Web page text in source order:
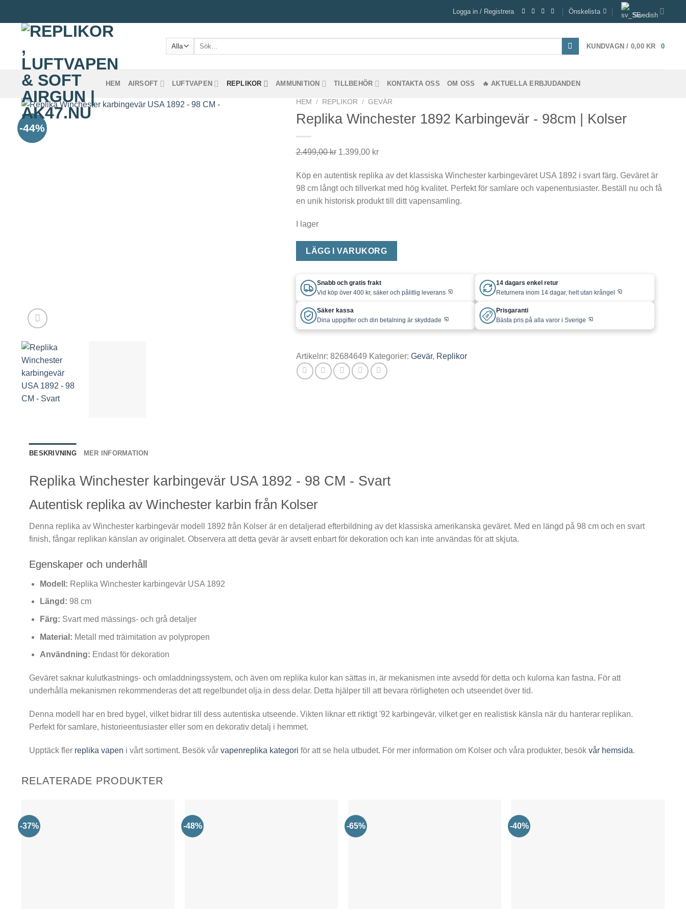
content
Logga in / Registrera Önskelista Swedish
Sök
KUNDVAGN / 0,00 KR 0
HEM AIRSOFT LUFTVAPEN REPLIKOR AMMUNITION TILLBEHÖR KONTAKTA OSS OM OSS 🔥 AKTUELLA ERBJUDANDEN
-44%
HEM / REPLIKOR / GEVÄR
Replika Winchester 1892 Karbingevär - 98cm | Kolser
2.499,00kr Det
priset
var:
2.499,00 kr.
1.399,00 krDet
priset
är:
1.399,00 kr.
Köp en autentisk replika av det klassiska Winchester karbingeväret USA 1892 i svart färg. Geväret är
98 cm långt och tillverkat med hög kvalitet. Perfekt för samlare och vapenentusiaster. Beställ nu och få
en unik historisk produkt till ditt vapensamling.
I lager
LÄGG I VARUKORG
Snabb och gratis frakt
Vid köp över 400 kr, säker och pålitlig leverans
14 dagars enkel retur
Returnera inom 14 dagar, helt utan krångel
Säker kassa
Dina uppgifter och din betalning är skyddade
Prisgaranti
Bästa pris på alla varor i Sverige
Artikelnr: 82684649 Kategorier: Gevär, Replikor
BESKRIVNING MER INFORMATION
Replika Winchester karbingevär USA 1892 - 98 CM - Svart
Autentisk replika av Winchester karbin från Kolser
Denna replika av Winchester karbingevär modell 1892 från Kolser är en detaljerad efterbildning av det klassiska amerikanska geväret. Med en längd på 98 cm och en svart
finish, fångar replikan känslan av originalet. Observera att detta gevär är avsett enbart för dekoration och kan inte användas för att skjuta.
Egenskaper och underhåll
Modell: Replika Winchester karbingevär USA 1892
Längd: 98 cm
Färg: Svart med mässings- och grå detaljer
Material: Metall med träimitation av polypropen
Användning: Endast för dekoration
Geväret saknar kulutkastnings- och omladdningssystem, och även om replika kulor kan sättas in, är mekanismen inte avsedd för detta och kulorna kan fastna. För att
underhålla mekanismen rekommenderas det att regelbundet olja in dess delar. Detta hjälper till att bevara rörligheten och utseendet över tid.
Denna modell har en bred bygel, vilket bidrar till dess autentiska utseende. Vikten liknar ett riktigt '92 karbingevär, vilket ger en realistisk känsla när du hanterar replikan.
Perfekt för samlare, historieentusiaster eller som en dekorativ detalj i hemmet.
Upptäck fler replika vapen i vårt sortiment. Besök vår vapenreplika kategori för att se hela utbudet. För mer information om Kolser och våra produkter, besök vår hemsida.
RELATERADE PRODUKTER
-37% -48% -65% -40%